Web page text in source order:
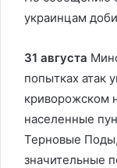
украинцам
31 августа
попытках атак
криворожском
населенные
Терновые
значительные